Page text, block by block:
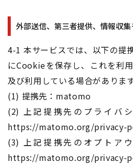
外部送信、第三者提供、情報収
4-1 本サービスでは、以下の提
にCookieを保存し、これを利
及び利用している場合があります
(1) 提携先：matomo
(2) 上記提携先のプライバ
https://matomo.org/privacy-
(3) 上記提携先のオプトア
https://matomo.org/privacy-